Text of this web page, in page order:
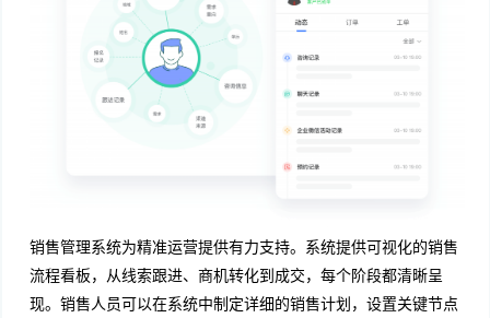
销售管理系统为精准运营提供有力支持。系统提供可视化的销售
流程看板，从线索跟进、商机转化到成交，每个阶段都清晰呈
现。销售人员可以在系统中制定详细的销售计划，设置关键节点